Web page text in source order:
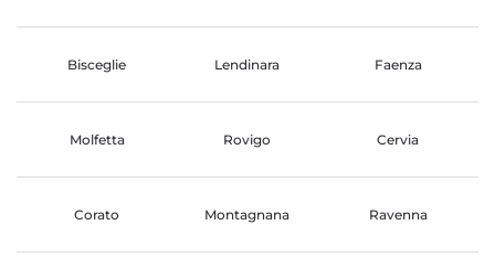
Bisceglie Lendinara Faenza
Molfetta Rovigo Cervia
Corato Montagnana Ravenna